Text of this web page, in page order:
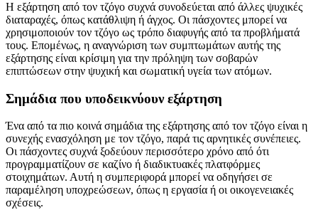
Η εξάρτηση από τον τζόγο συχνά συνοδεύεται από άλλες ψυχικές
διαταραχές, όπως κατάθλιψη ή άγχος. Οι πάσχοντες μπορεί να
χρησιμοποιούν τον τζόγο ως τρόπο διαφυγής από τα προβλήματά
τους. Επομένως, η αναγνώριση των συμπτωμάτων αυτής της
εξάρτησης είναι κρίσιμη για την πρόληψη των σοβαρών
επιπτώσεων στην ψυχική και σωματική υγεία των ατόμων.
Σημάδια που υποδεικνύουν εξάρτηση
Ένα από τα πιο κοινά σημάδια της εξάρτησης από τον τζόγο είναι η
συνεχής ενασχόληση με τον τζόγο, παρά τις αρνητικές συνέπειες.
Οι πάσχοντες συχνά ξοδεύουν περισσότερο χρόνο από ότι
προγραμματίζουν σε καζίνο ή διαδικτυακές πλατφόρμες
στοιχημάτων. Αυτή η συμπεριφορά μπορεί να οδηγήσει σε
παραμέληση υποχρεώσεων, όπως η εργασία ή οι οικογενειακές
σχέσεις.